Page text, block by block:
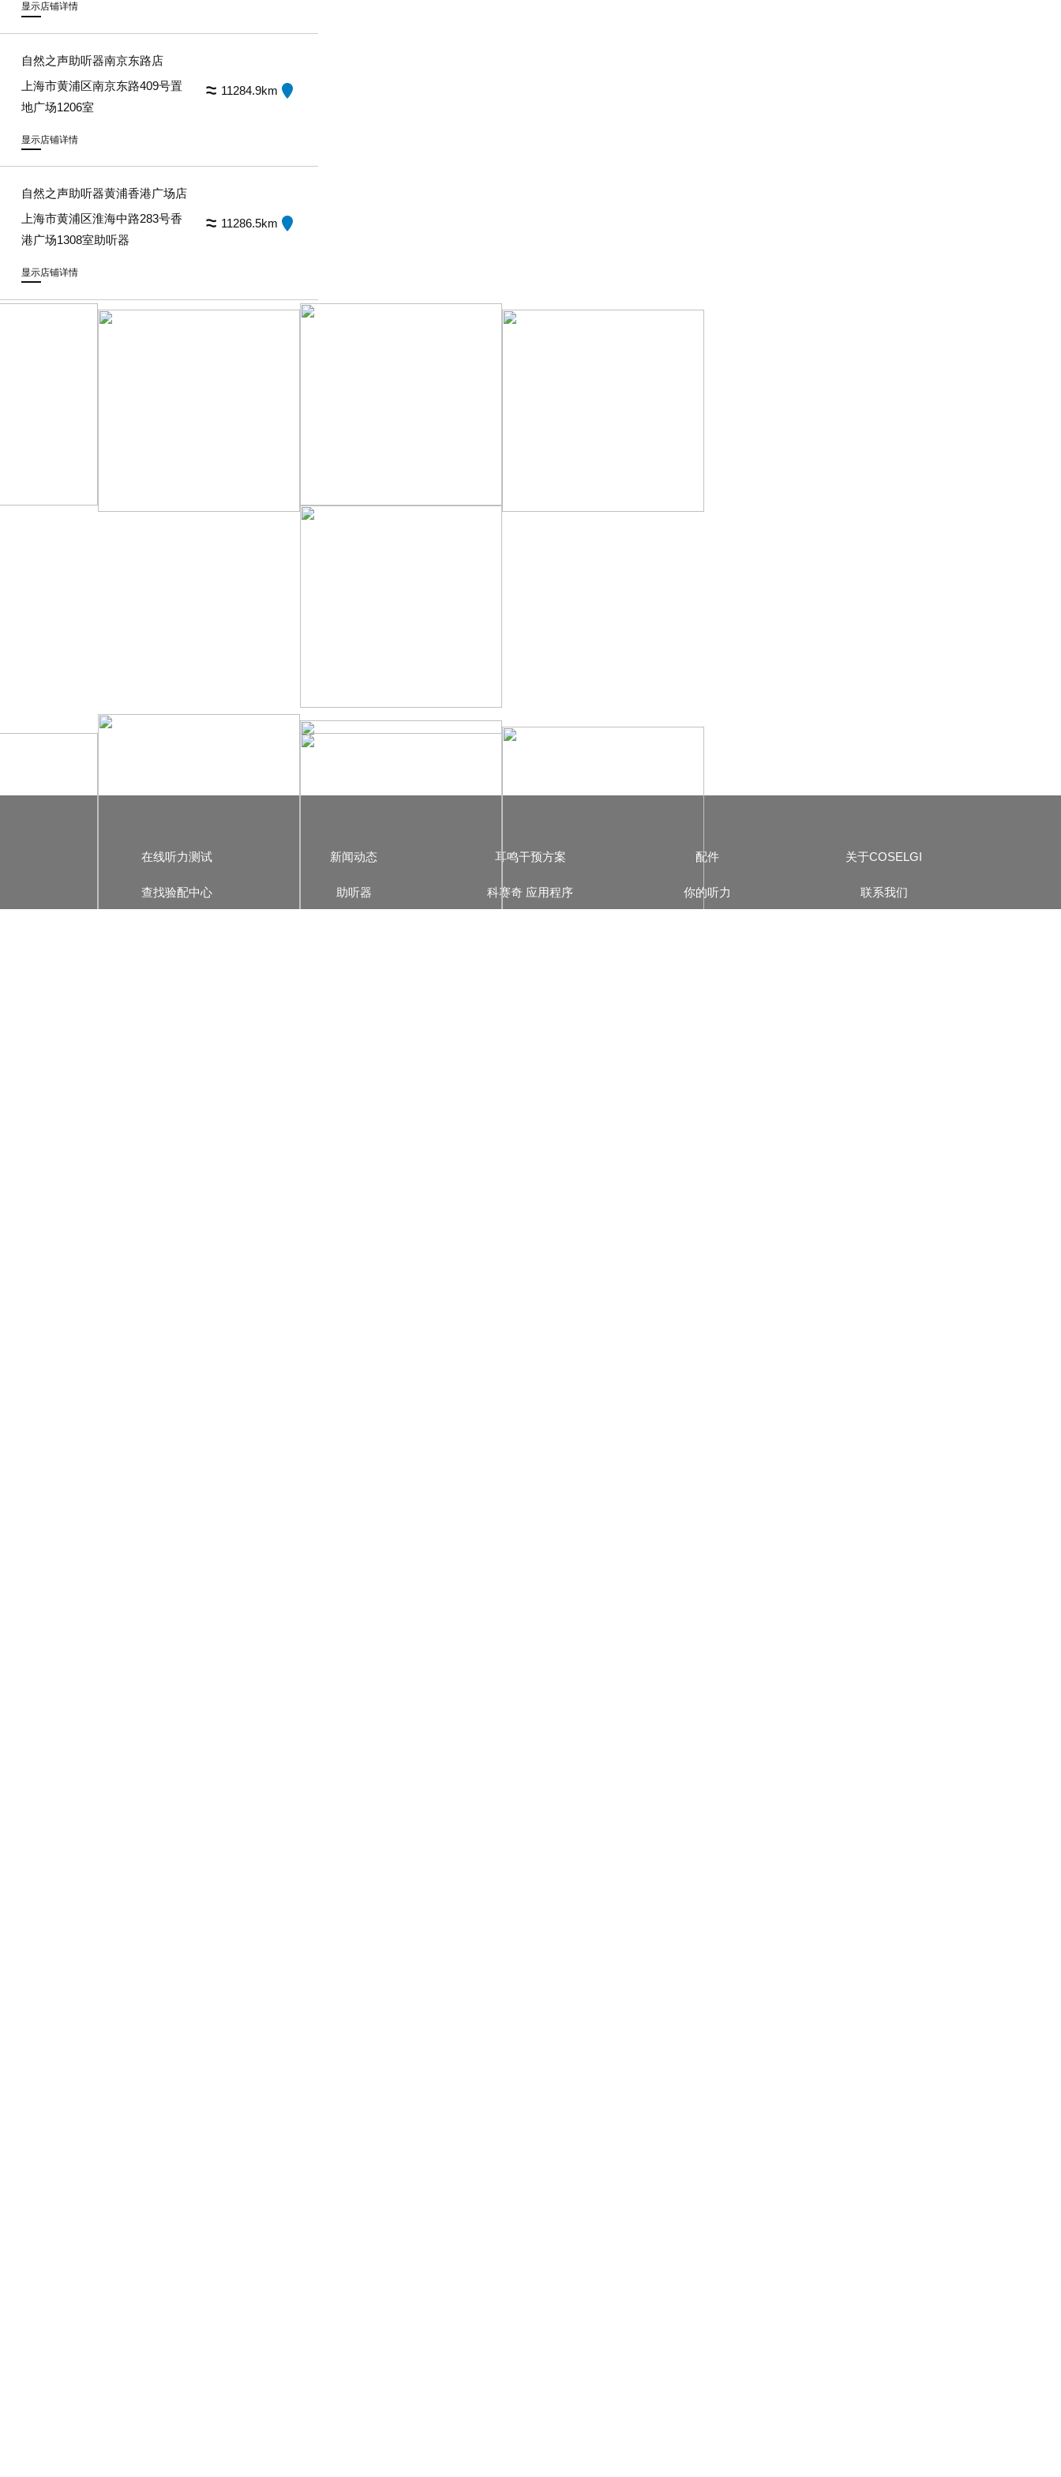
显示店铺详情
11284.9km
自然之声助听器南京东路店
上海市黄浦区南京东路409号置
地广场1206室
显示店铺详情
11286.5km
自然之声助听器黄浦香港广场店
上海市黄浦区淮海中路283号香
港广场1308室助听器
显示店铺详情
在线听力测试
查找验配中心
新闻动态
助听器
耳鸣干预方案
科赛奇 应用程序
配件
你的听力
关于COSELGI
联系我们